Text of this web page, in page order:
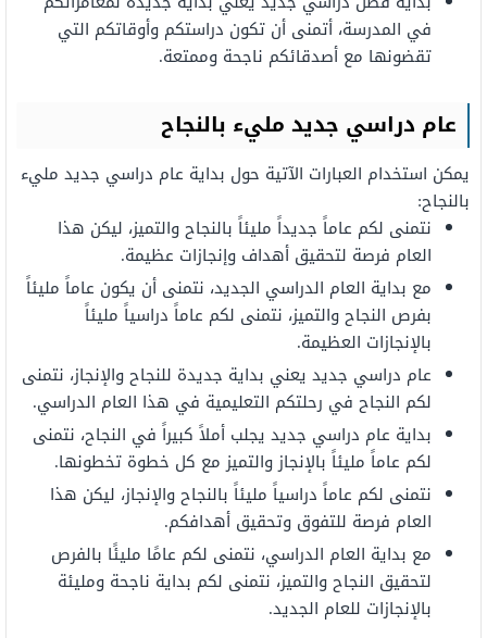
في المدرسة، أتمنى أن تكون دراستكم وأوقاتكم التي
تقضونها مع أصدقائكم ناجحة وممتعة.
عام دراسي جديد مليء بالنجاح
يمكن استخدام العبارات الآتية حول بداية عام دراسي جديد مليء
بالنجاح:
نتمنى لكم عاماً جديداً مليئاً بالنجاحوالتميز، ليكن هذا
العام فرصة لتحقيق أهداف وإنجازات عظيمة.
مع بداية العام الدراسي الجديد، نتمنى أن يكون عاماً مليئاً
بفرص النجاحوالتميز، نتمنى لكم عاماً دراسياً مليئاً
بالإنجازات العظيمة.
عام دراسي جديد يعني بداية جديدة للنجاح والإنجاز، نتمنى
لكم النجاح في رحلتكم التعليمية في هذا العام الدراسي.
بداية عام دراسي جديد يجلب أملاً كبيراً في النجاح، نتمنى
لكم عاماً مليئاً بالإنجازوالتميزمع كل خطوة تخطونها.
نتمنى لكم عاماً دراسياً مليئاً بالنجاحوالإنجاز، ليكن هذا
العام فرصة للتفوق وتحقيق أهدافكم.
مع بداية العام الدراسي، نتمنى لكم عامًا مليئًا بالفرص
لتحقيق النجاحوالتميز، نتمنى لكم بداية ناجحة ومليئة
بالإنجازات للعام الجديد.